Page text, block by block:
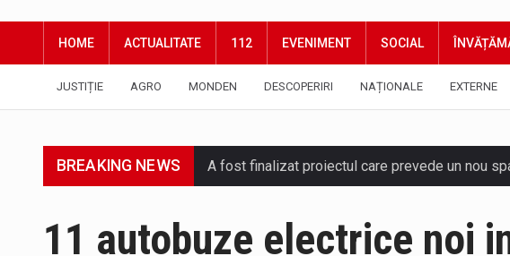
HOME ACTUALITATE 112 EVENIMENT SOCIAL
JUSTIȚIE AGRO MONDEN DESCOPERIRI NAȚIONALE EXTERNE
BREAKING NEWS A fost finalizat proiectul care prevede un nou
11 autobuze electrice noi